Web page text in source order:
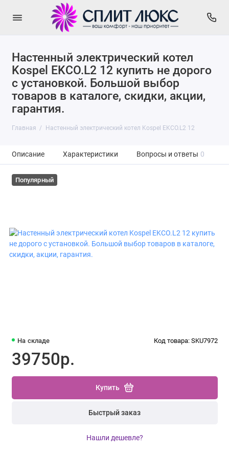
Наcтенный электрический котел
Kospel EKCO.L2 12 купить не дорого
с установкой. Большой выбор
товаров в каталоге, скидки, акции,
гарантия.
Главная Наcтенный электрический котел Kospel EKCO.L2 12
Описание Характеристики Вопросы и ответы 0
Популярный
На складе Код товара: SKU7972
39750р.
Купить
Быстрый заказ
Нашли дешевле?